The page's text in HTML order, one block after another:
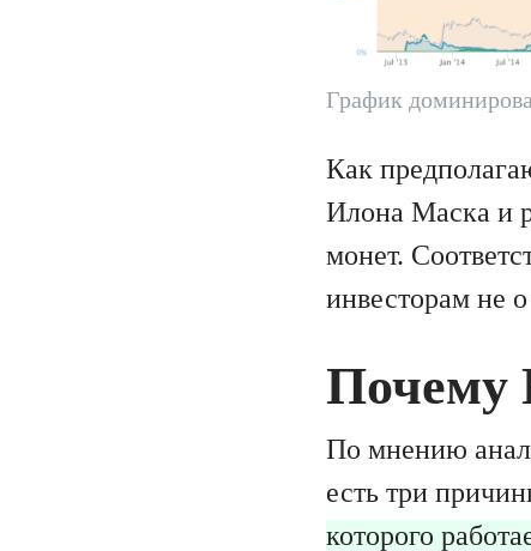
График
Как
Илона Маска и
монет.
инвесторам не
Почему
По мнению
есть три
которого